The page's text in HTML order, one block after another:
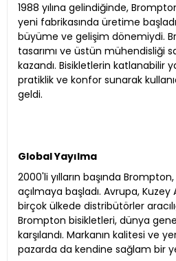
1988 yılına gelindiğinde,
yeni fabrikasında üretime
büyüme ve gelişim dönemiydi.
tasarımı ve üstün mühendisliği
kazandı. Bisikletlerin katlanabilir
pratiklik ve konfor sunarak
geldi.
Global Yayılma
2000'li yılların başında
açılmaya başladı. Avrupa,
birçok ülkede distribütörler
Brompton bisikletleri, dünya
karşılandı. Markanın kalitesi ve
pazarda da kendine sağlam bir